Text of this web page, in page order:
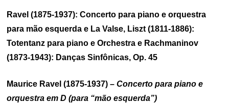
Ravel (1875-1937): Concerto para piano e orquestra
para mão esquerda e La Valse, Liszt (1811-1886):
Totentanz para piano e Orchestra e Rachmaninov
(1873-1943): Danças Sinfônicas, Op. 45
Maurice Ravel (1875-1937) –Concerto para piano e
orquestra em D (para “mão esquerda”)